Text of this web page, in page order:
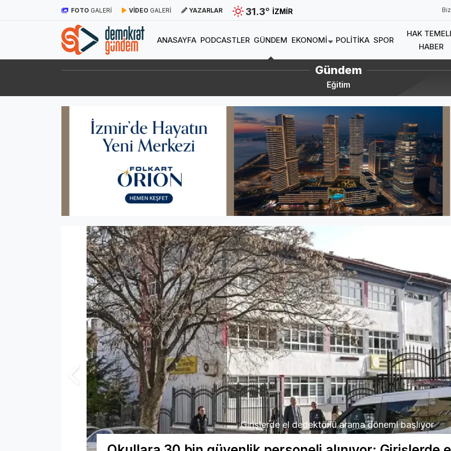
FOTO GALERİ VİDEO GALERİ YAZARLAR 31.3° İZMIR
ANASAYFA PODCASTLER GÜNDEM EKONOMI POLITIKA SPOR
HAK
HABER
Gündem
Eğitim
Girişlerde el dedektörlü arama dönemi başlıyor